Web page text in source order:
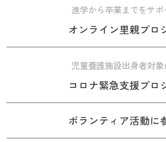
進学から卒業までをサポ
オンライン里親プロ
児童養護施設出身者対
コロナ緊急支援プロ
ボランティア活動に